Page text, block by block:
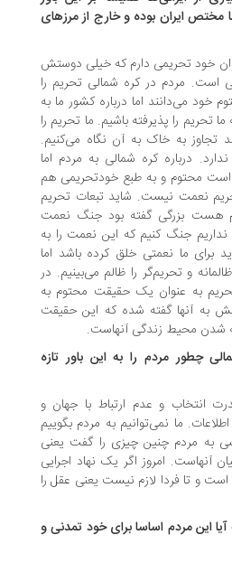
بوده و خارج از مرزهای
تحریمی دارم که خیلی دوستش
در کره شمالی تحریم را
اما درباره کشور ما به
پذیرفته باشیم. ما تحریم را
به خاک به آن نگاه می‌کنیم.
کره شمالی به مردم اما
و به طبع خودتحریمی هم
نیست. شاید تبعات تحریم
بزرگی گفته بود جنگ نعمت
جنگ کنیم که این نعمت را به
نعمتی خلق کرده باشد اما
تحریم‌گر را ظالم می‌بینیم. در
عنوان یک حقیقت محتوم به
آنها گفته شده که این حقیقت
محیط زندگی آنهاست.
مردم را به این باور تازه
و عدم ارتباط با جهان و
ما نمی‌توانیم به مردم بگوییم
چنین چیزی را گفت یعنی
امروز اگر یک نهاد اجرایی
تا فردا لازم نیست یعنی عقل را
اساسا برای خود تمدنی و